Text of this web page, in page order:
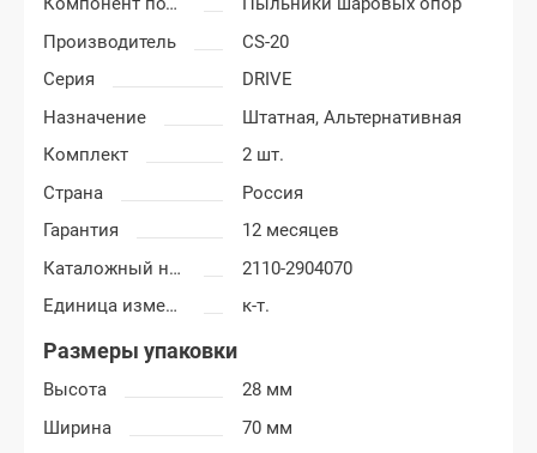
Производитель
CS-20
Серия
DRIVE
Назначение
Штатная,Альтернативная
Комплект
2 шт.
Страна
Россия
Гарантия
12 месяцев
Каталожный номер
2110-2904070
Единица измерения
к-т.
Размеры упаковки
Высота
28 мм
Ширина
70 мм